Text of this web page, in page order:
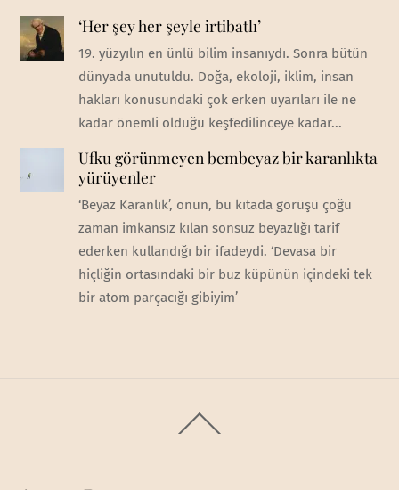
‘Her şey her şeyle irtibatlı’
19. yüzyılın en ünlü bilim insanıydı. Sonra bütün
dünyada unutuldu. Doğa, ekoloji, iklim, insan
hakları konusundaki çok erken uyarıları ile ne
kadar önemli olduğu keşfedilinceye kadar...
Ufku görünmeyen bembeyaz bir karanlıkta
yürüyenler
‘Beyaz Karanlık’, onun, bu kıtada görüşü çoğu
zaman imkansız kılan sonsuz beyazlığı tarif
ederken kullandığı bir ifadeydi. ‘Devasa bir
hiçliğin ortasındaki bir buz küpünün içindeki tek
bir atom parçacığı gibiyim’
To